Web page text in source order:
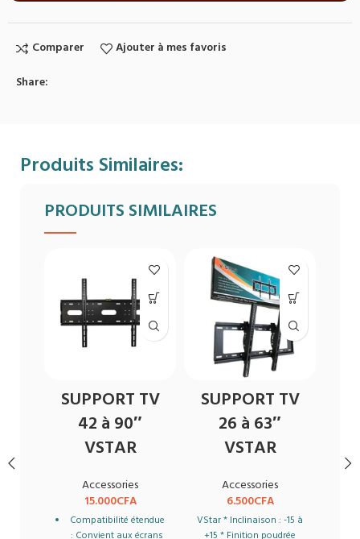
Comparer
Ajouter à mes favoris
Share:
Produits Similaires:
PRODUITS SIMILAIRES
SUPPORT TV
42 à 90″
VSTAR
Accessories
15.000CFA
Compatibilité étendue
: Convient aux écrans
SUPPORT TV
26 à 63″
VSTAR
Accessories
6.500CFA
VStar * Inclinaison : -15 à
+15 * Finition poudrée